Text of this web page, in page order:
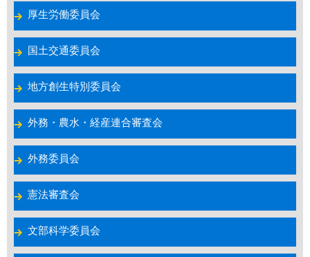
厚生労働委員会
国土交通委員会
地方創生特別委員会
外務・農水・経産連合審査会
外務委員会
憲法審査会
文部科学委員会